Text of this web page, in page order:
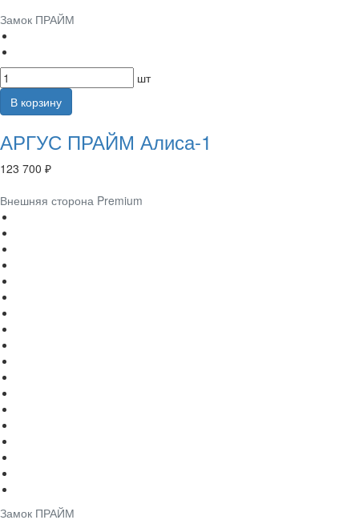
Замок ПРАЙМ
шт
В корзину
АРГУС ПРАЙМ Алиса-1
123 700 ₽
Внешняя сторона Premium
Замок ПРАЙМ